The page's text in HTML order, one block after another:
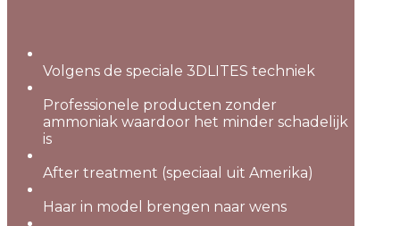
Volgens de speciale 3DLITES techniek
Professionele producten zonder
ammoniak waardoor het minder schadelijk
is
After treatment (speciaal uit Amerika)
Haar in model brengen naar wens